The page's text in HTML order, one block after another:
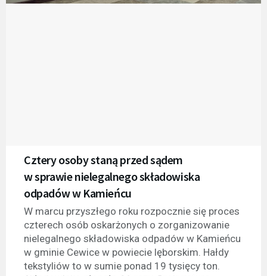
Cztery osoby staną przed sądem
w sprawie nielegalnego składowiska
odpadów w Kamieńcu
W marcu przyszłego roku rozpocznie się proces
czterech osób oskarżonych o zorganizowanie
nielegalnego składowiska odpadów w Kamieńcu
w gminie Cewice w powiecie lęborskim. Hałdy
tekstyliów to w sumie ponad 19 tysięcy ton.